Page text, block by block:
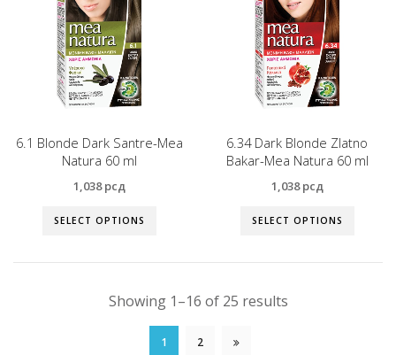
6.1 Blonde Dark Santre-Mea
Natura 60 ml
1,038рсд
SELECT OPTIONS
6.34 Dark Blonde Zlatno
Bakar-Mea Natura 60 ml
1,038рсд
SELECT OPTIONS
Showing 1–16 of 25 results
1 2